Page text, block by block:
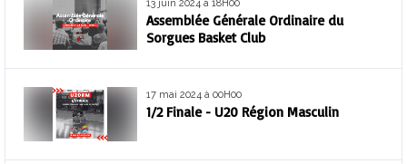
13 juin 2024 à 18H00
Assemblée Générale Ordinaire du
Sorgues Basket Club
17 mai 2024 à 00H00
1/2 Finale - U20 Région Masculin